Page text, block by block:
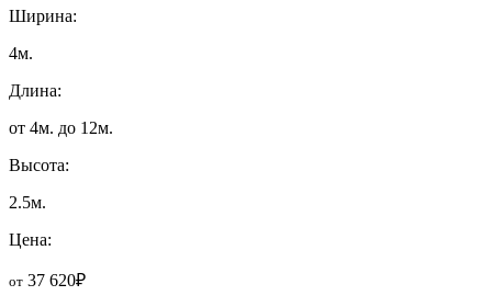
Ширина:
4м.
Длина:
от 4м. до 12м.
Высота:
2.5м.
Цена:
от 37 620₽